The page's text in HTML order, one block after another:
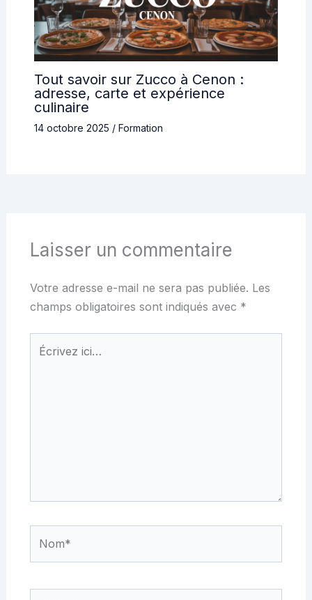
Tout savoir sur Zucco à Cenon :
adresse, carte et expérience
culinaire
14 octobre 2025 / Formation
Laisser un commentaire
Votre adresse e-mail ne sera pas publiée. Les
champs obligatoires sont indiqués avec *
Écrivez
ici…